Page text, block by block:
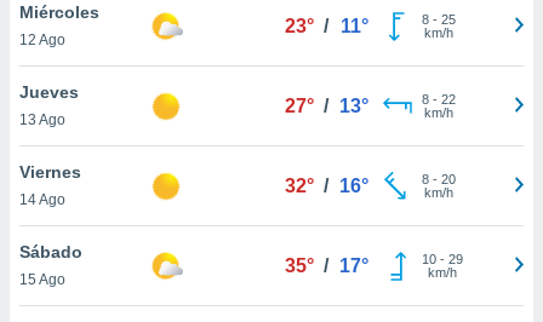
de
disponible
cookies
aceptar
Miércoles
12 Ago
23° / 11° 8- 25
km/h
Jueves
13 Ago
27° / 13° 8- 22
km/h
Viernes
14 Ago
32° / 16° 8- 20
km/h
Sábado
15 Ago
35° / 17° 10- 29
km/h